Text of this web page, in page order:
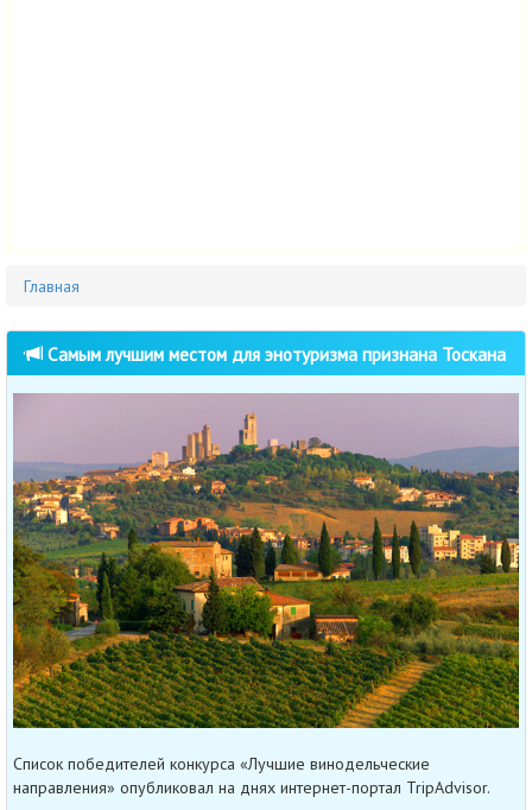
Главная
Самым лучшим местом для энотуризма признана Тоскана
Список победителей конкурса «Лучшие винодельческие
направления» опубликовал на днях интернет-портал TripAdvisor.